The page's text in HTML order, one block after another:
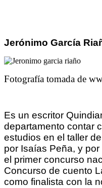
Jerónimo García
Fotografía tomada de
Es un escritor
departamento contar
estudios en el taller
por Isaías Peña, y
el primer concurso
Concurso de cuento
como finalista con la